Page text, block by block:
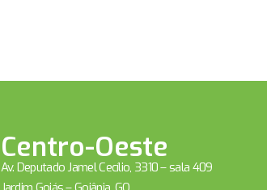
Centro-Oeste
Av. Deputado Jamel Cecílio, 3310 – sala 409